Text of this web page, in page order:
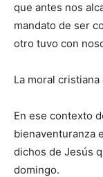
que antes nos
mandato de ser
otro tuvo con
La moral
En ese contexto
bienaventuranza
dichos de Jesús
domingo.